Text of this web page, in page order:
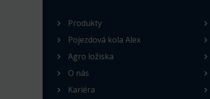
Produkty
Pojezdová kola Alex
Agro ložiska
O nás
Kariéra